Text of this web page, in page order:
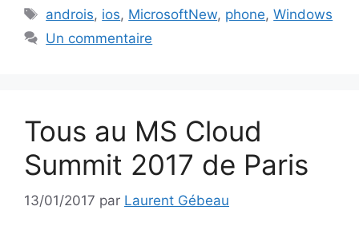
Étiquettes
androis, ios, MicrosoftNew, phone,Windows
Un commentaire
Tous au MS Cloud
Summit 2017 de Paris
13/01/2017 par Laurent Gébeau